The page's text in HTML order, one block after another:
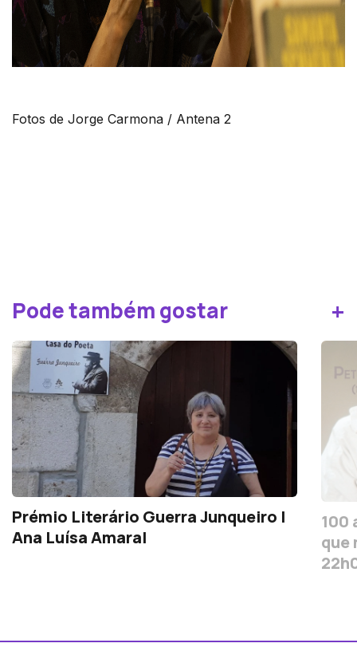
Fotos de Jorge Carmona / Antena 2
Pode também gostar +
Prémio Literário Guerra Junqueiro |
Ana Luísa Amaral
100
que